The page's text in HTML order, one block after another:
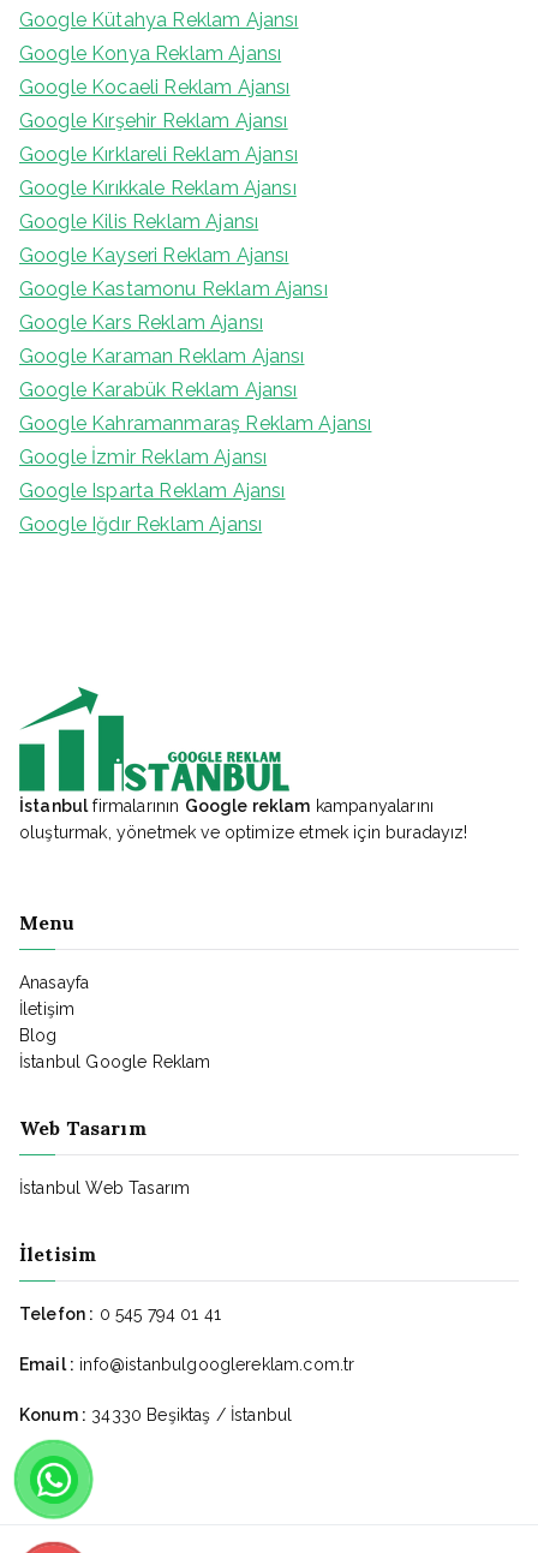
Google Kütahya Reklam Ajansı
Google Konya Reklam Ajansı
Google Kocaeli Reklam Ajansı
Google Kırşehir Reklam Ajansı
Google Kırklareli Reklam Ajansı
Google Kırıkkale Reklam Ajansı
Google Kilis Reklam Ajansı
Google Kayseri Reklam Ajansı
Google Kastamonu Reklam Ajansı
Google Kars Reklam Ajansı
Google Karaman Reklam Ajansı
Google Karabük Reklam Ajansı
Google Kahramanmaraş Reklam Ajansı
Google İzmir Reklam Ajansı
Google Isparta Reklam Ajansı
Google Iğdır Reklam Ajansı
İstanbulfirmalarının Google reklam kampanyalarını
oluşturmak, yönetmek ve optimize etmek için buradayız!
Menu
Anasayfa
İletişim
Blog
İstanbul Google Reklam
Web Tasarım
İstanbul Web Tasarım
İletisim
Telefon : 0 545 794 01 41
Email : info@istanbulgooglereklam.com.tr
Konum : 34330 Beşiktaş / İstanbul